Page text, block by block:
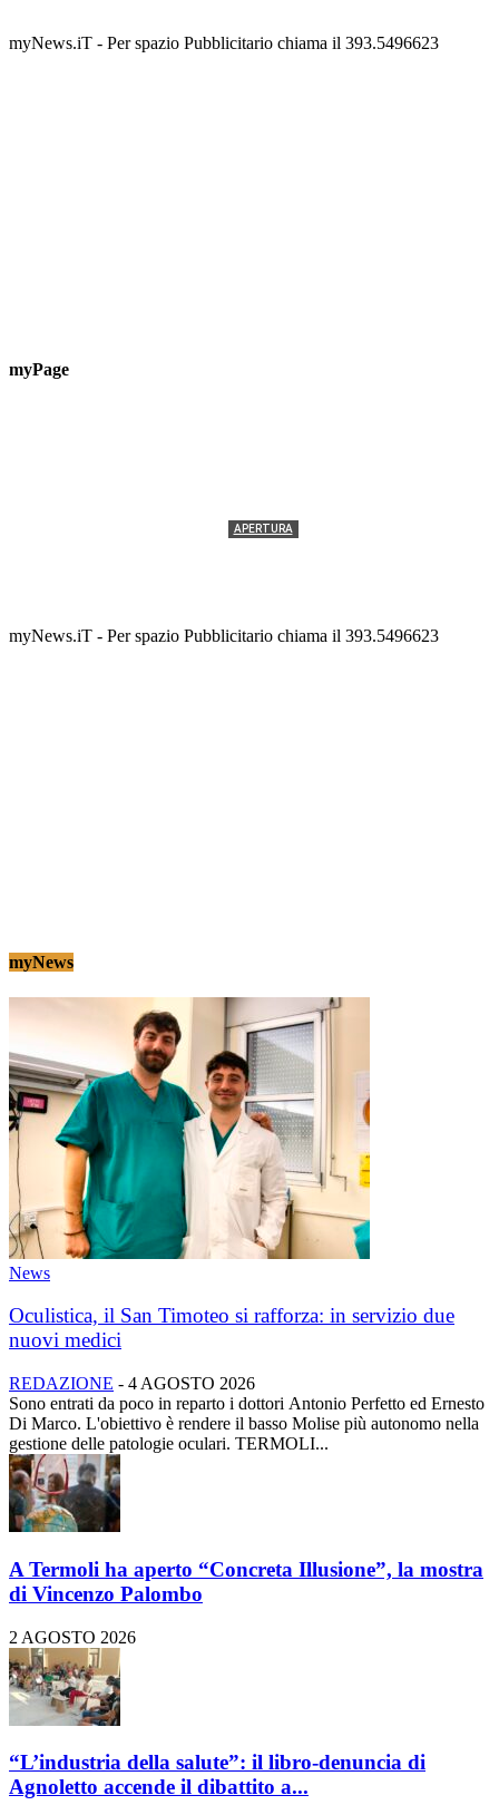
📅 6 Agosto 2026 · 09:00 · 📍 Lungomare C. Colombo
myNews.iT - Per spazio Pubblicitario chiama il 393.5496623
myPage
APERTURA
myNews.iT - Per spazio Pubblicitario chiama il 393.5496623
myNews
News
Oculistica, il San Timoteo si rafforza: in servizio due
nuovi medici
REDAZIONE - 4 AGOSTO 2026
Sono entrati da poco in reparto i dottori Antonio Perfetto ed Ernesto
Di Marco. L'obiettivo è rendere il basso Molise più autonomo nella
gestione delle patologie oculari. TERMOLI...
A Termoli ha aperto “Concreta Illusione”, la mostra
di Vincenzo Palombo
2 AGOSTO 2026
“L’industria della salute”: il libro-denuncia di
Agnoletto accende il dibattito a...